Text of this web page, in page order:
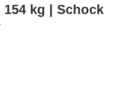
154 kg | Schock